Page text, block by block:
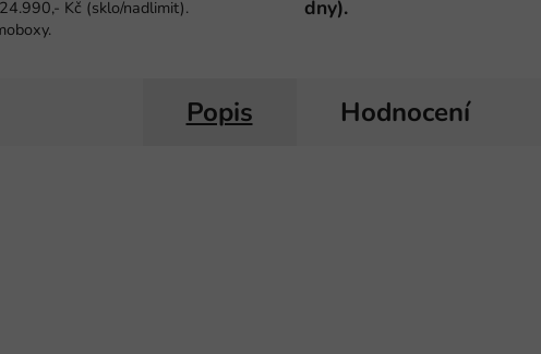
Kč (sklo/nadlimit).
dny).
Popis Hodnocení